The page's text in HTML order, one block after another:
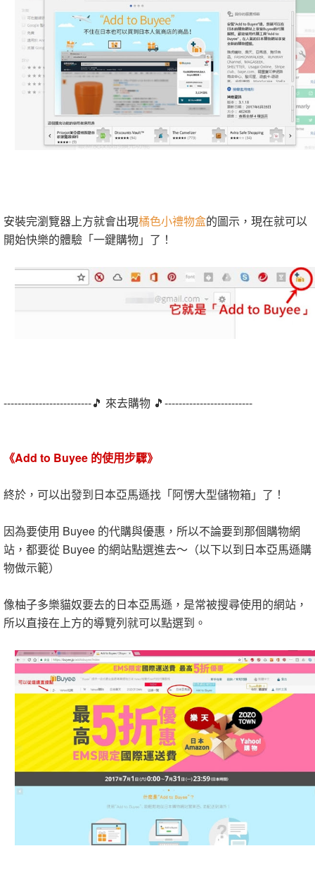
安裝完瀏覽器上方就會出現橘色小禮物盒的圖示，現在就可以
開始快樂的體驗「一鍵購物」了！
-------------------------🎵 來去購物 🎵-------------------------
《Add to Buyee 的使用步驟》
終於，可以出發到日本亞馬遜找「阿愣大型儲物箱」了！
因為要使用 Buyee 的代購與優惠，所以不論要到那個購物網
站，都要從 Buyee 的網站點選進去～（以下以到日本亞馬遜購
物做示範）
像柚子多樂貓奴要去的日本亞馬遜，是常被搜尋使用的網站，
所以直接在上方的導覽列就可以點選到。